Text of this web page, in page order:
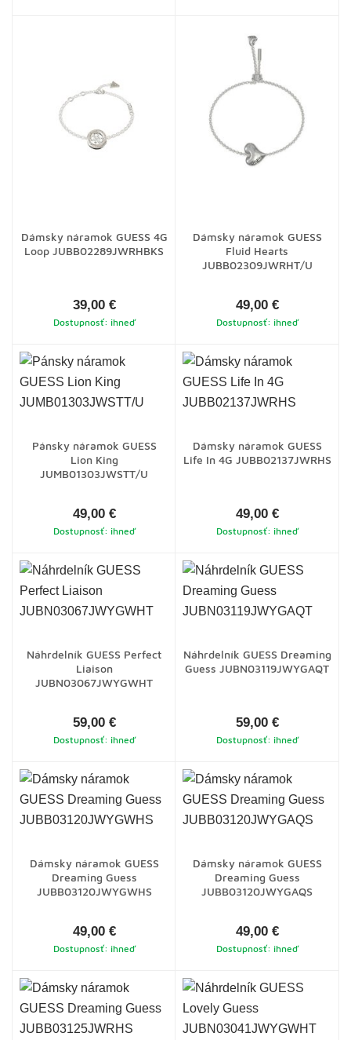
Dámsky náramok GUESS 4G
Loop JUBB02289JWRHBKS
39,00 €
Dostupnosť: ihneď
Dámsky náramok GUESS
Fluid Hearts
JUBB02309JWRHT/U
49,00 €
Dostupnosť: ihneď
Pánsky náramok GUESS
Lion King
JUMB01303JWSTT/U
49,00 €
Dostupnosť: ihneď
Dámsky náramok GUESS
Life In 4G JUBB02137JWRHS
49,00 €
Dostupnosť: ihneď
Náhrdelník GUESS Perfect
Liaison
JUBN03067JWYGWHT
59,00 €
Dostupnosť: ihneď
Náhrdelník GUESS Dreaming
Guess JUBN03119JWYGAQT
59,00 €
Dostupnosť: ihneď
Dámsky náramok GUESS
Dreaming Guess
JUBB03120JWYGWHS
49,00 €
Dostupnosť: ihneď
Dámsky náramok GUESS
Dreaming Guess
JUBB03120JWYGAQS
49,00 €
Dostupnosť: ihneď